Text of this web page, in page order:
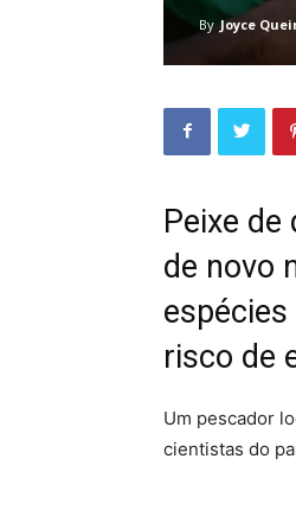
By Joyce
Peixe
de novo
risco de
Um pescador
cientistas do